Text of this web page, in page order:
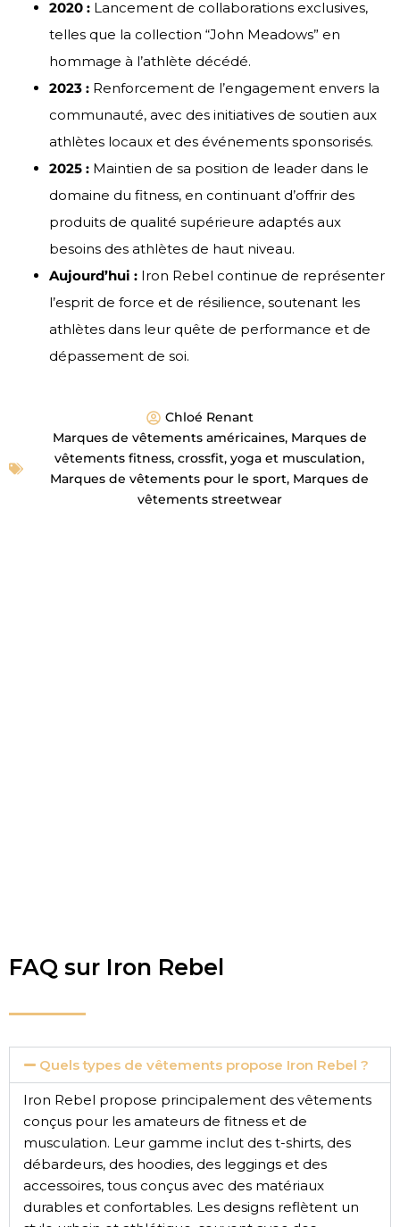
2020 : Lancement de collaborations exclusives,
telles que la collection “John Meadows” en
hommage à l’athlète décédé.
2023 : Renforcement de l’engagement envers la
communauté, avec des initiatives de soutien aux
athlètes locaux et des événements sponsorisés.
2025 : Maintien de sa position de leader dans le
domaine du fitness, en continuant d’offrir des
produits de qualité supérieure adaptés aux
besoins des athlètes de haut niveau.
Aujourd’hui : Iron Rebel continue de représenter
l’esprit de force et de résilience, soutenant les
athlètes dans leur quête de performance et de
dépassement de soi.
Chloé Renant
Marques de vêtements américaines, Marques de
vêtements fitness, crossfit, yoga et musculation,
Marques de vêtements pour le sport, Marques de
vêtements streetwear
FAQ sur Iron Rebel
Quels types de vêtements propose Iron Rebel ?
Iron Rebel propose principalement des vêtements
conçus pour les amateurs de fitness et de
musculation. Leur gamme inclut des t-shirts, des
débardeurs, des hoodies, des leggings et des
accessoires, tous conçus avec des matériaux
durables et confortables. Les designs reflètent un